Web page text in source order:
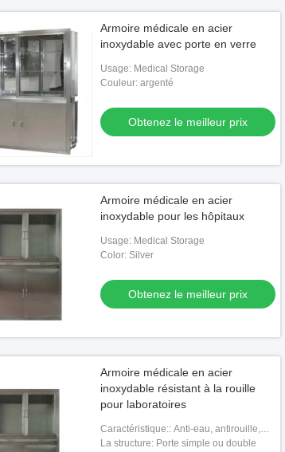
Armoire médicale en acier
inoxydable avec porte en verre
Usage: Medical Storage
Couleur: argenté
Obtenez le meilleur prix
Armoire médicale en acier
inoxydable pour les hôpitaux
Usage: Medical Storage
Color: Silver
Obtenez le meilleur prix
Armoire médicale en acier
inoxydable résistant à la rouille
pour laboratoires
Caractéristique:: Anti-eau, antirouille,
longue durée de vie
La structure: Porte simple ou double